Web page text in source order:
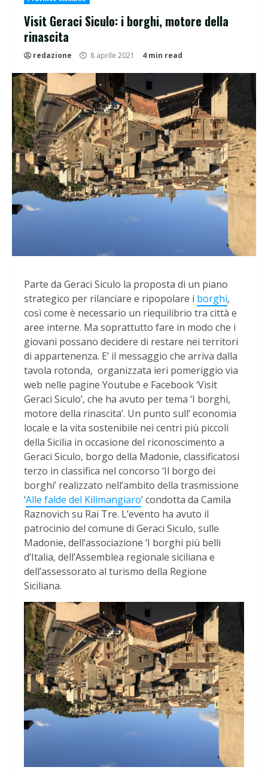
Visit Geraci Siculo: i borghi, motore della
rinascita
redazione 8 aprile 2021 4 min read
Parte da Geraci Siculo la proposta di un piano
strategico per rilanciare e ripopolare i borghi,
così come è necessario un riequilibrio tra città e
aree interne. Ma soprattutto fare in modo che i
giovani possano decidere di restare nei territori
di appartenenza. E’ il messaggio che arriva dalla
tavola rotonda, organizzata ieri pomeriggio via
web nelle pagine Youtube e Facebook ‘Visit
Geraci Siculo’, che ha avuto per tema ‘I borghi,
motore della rinascita’. Un punto sull’ economia
locale e la vita sostenibile nei centri più piccoli
della Sicilia in occasione del riconoscimento a
Geraci Siculo, borgo della Madonie, classificatosi
terzo in classifica nel concorso ‘Il borgo dei
borghi’ realizzato nell’ambito della trasmissione
‘Alle falde del Kilimangiaro‘ condotta da Camila
Raznovich su Rai Tre. L’evento ha avuto il
patrocinio del comune di Geraci Siculo, sulle
Madonie, dell’associazione ‘I borghi più belli
d’Italia, dell’Assemblea regionale siciliana e
dell’assessorato al turismo della Regione
Siciliana.